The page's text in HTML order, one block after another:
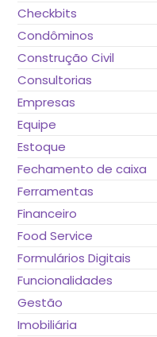
Checkbits
Condôminos
Construção Civil
Consultorias
Empresas
Equipe
Estoque
Fechamento de caixa
Ferramentas
Financeiro
Food Service
Formulários Digitais
Funcionalidades
Gestão
Imobiliária